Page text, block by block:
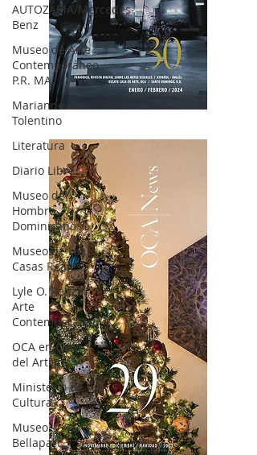
AUTOZAMA/Mercedes-
Benz
Museo de Arte
Contemporáneo
P.R. MA
Marianne de
Tolentino
Literatura
Diario Libre
Museo del
Hombre
Dominicano
Museo de Las
Casas Reales
Lyle O. Reitzel
Arte
Contemporáneo
OCA en Casa
del Artista
Ministerio de
Cultura
Museo
Bellapart
OCA|News 30 /Enero-Febrero / 2024